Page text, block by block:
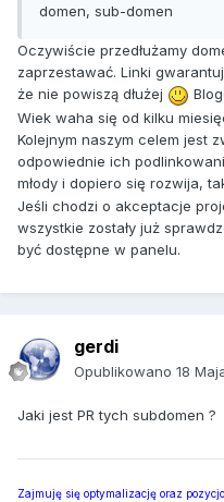
domen, sub-domen
Oczywiście przedłużamy
zaprzestawać. Linki
że nie powiszą dłużej
Wiek waha się od kilku
Kolejnym naszym celem jest
odpowiednie ich
młody i dopiero się rozwija,
Jeśli chodzi o akceptacje
wszystkie zostały już
być dostępne w panelu.
gerdi
Opublikowano 18
Jaki jest PR tych subdomen ?
Zajmuję się optymalizację oraz